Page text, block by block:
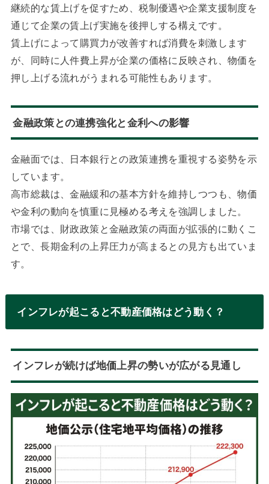
継続的な賃上げを促すため、税制優遇や企業支援制度を
通じて企業の賃上げ実施を後押しする構えです。
賃上げによって購買力が改善すれば消費を刺激します
が、同時に人件費上昇が企業の価格に反映され、物価を
押し上げる流れがうまれる可能性もあります。
金融政策との連携強化と金利への影響
金融面では、日本銀行との政策連携を重視する姿勢を示
しています。
高市総裁は、金融緩和の基本方針を維持しつつも、物価
や金利の動向を慎重に見極める考えを強調しました。
市場では、財政政策と金融政策の両面が拡張的に動くこ
とで、長期金利の上昇圧力が高まるとの見方も出ていま
す。
インフレが起こると不動産価格はどう動く？
インフレが続けば地価上昇の勢いが広がる見通し